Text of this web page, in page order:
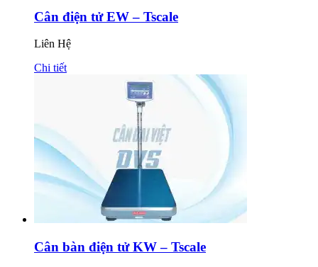
Cân điện tử EW – Tscale
Liên Hệ
Chi tiết
Cân bàn điện tử KW – Tscale